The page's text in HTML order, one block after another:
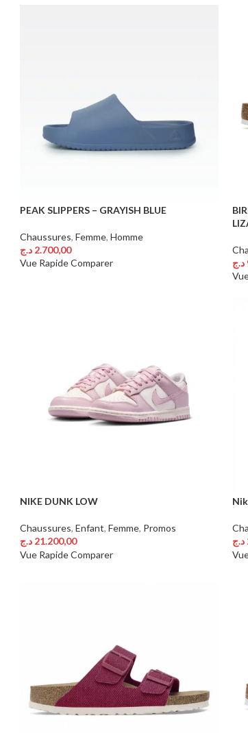
PEAK SLIPPERS – GRAYISH BLUE
Chaussures, Femme, Homme
2.700,00 د.ج
Choix Des Options
Vue RapideComparer د.ج
NIKE DUNK LOW
Chaussures, Enfant, Femme, Promos
21.200,00 د.ج
Choix Des Options
Vue RapideComparer
د.ج